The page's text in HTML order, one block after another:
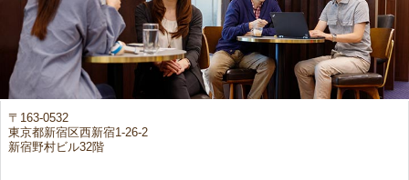
〒163-0532
東京都新宿区西新宿1-26-2
新宿野村ビル32階